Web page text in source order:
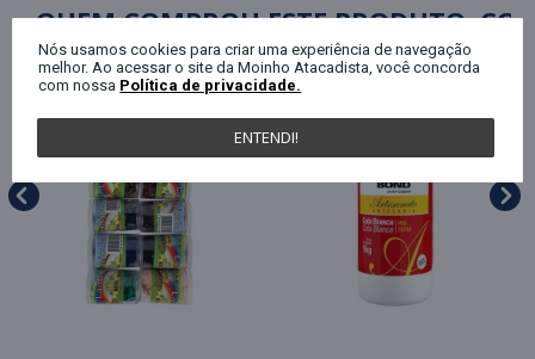
QUEM COMPROU ESTE PRODUTO,
Nós usamos cookies para criar uma experiência de navegação
melhor. Ao acessar o site da Moinho Atacadista, você concorda
com nossa Política de privacidade.
ENTENDI!